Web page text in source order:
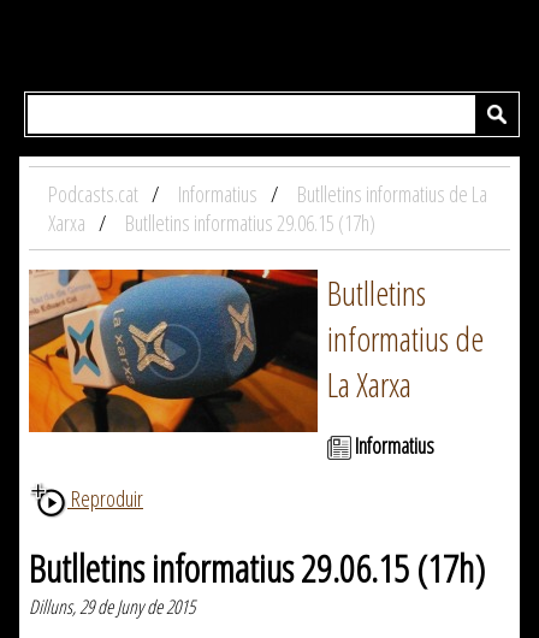
Podcasts.cat Informatius
Butlletins informatius de La
Xarxa
Butlletins informatius 29.06.15 (17h)
Butlletins
informatius de
La Xarxa
Informatius
Reproduir
Butlletins informatius 29.06.15 (17h)
Dilluns, 29 de Juny de 2015